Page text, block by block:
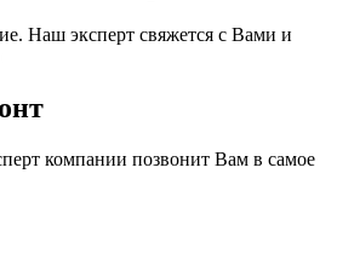
Наш эксперт свяжется с Вами и
компании позвонит Вам в самое